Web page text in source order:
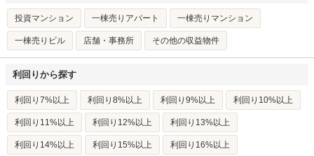
投資マンション 一棟売りアパート 一棟売りマンション
一棟売りビル 店舗・事務所 その他の収益物件
利回りから探す
利回り7%以上 利回り8%以上 利回り9%以上 利回り10%以上
利回り11%以上 利回り12%以上 利回り13%以上
利回り14%以上 利回り15%以上 利回り16%以上